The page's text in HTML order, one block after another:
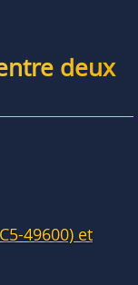
deux
49600) et